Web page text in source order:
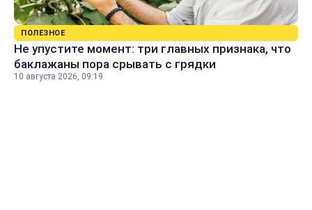
ПОЛЕЗНОЕ
Не упустите момент: три главных признака, что
баклажаны пора срывать с грядки
10 августа 2026, 09:19